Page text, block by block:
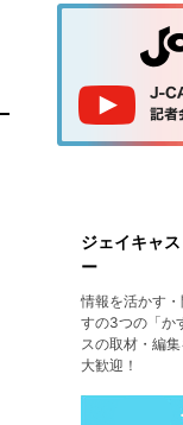
ジェイキャ
ー
情報を活かす
すの3つの「か
スの取材・編
大歓迎！